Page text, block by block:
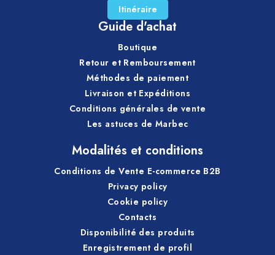
Itinéraire
Guide d'achat
Boutique
Retour et Remboursement
Méthodes de paiement
Livraison et Expéditions
Conditions générales de vente
Les astuces de Marbec
Modalités et conditions
Conditions de Vente E-commerce B2B
Privacy policy
Cookie policy
Contacts
Disponibilité des produits
Enregistrement de profil